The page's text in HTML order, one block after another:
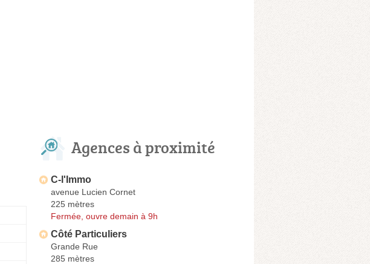
Agences à proximité
C-l'Immo
avenue Lucien Cornet
225 mètres
Fermée, ouvre demain à 9h
Côté Particuliers
Grande Rue
285 mètres